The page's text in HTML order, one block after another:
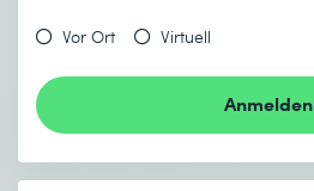
Vor Ort Virtuell
Anmelden